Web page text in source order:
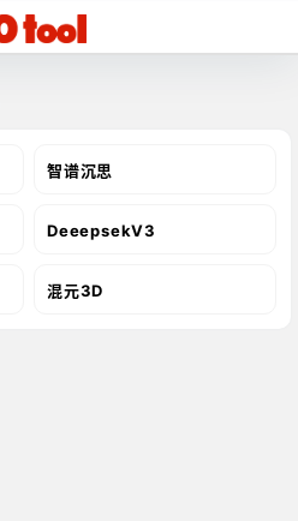
智谱沉思
DeeepsekV3
混元3D